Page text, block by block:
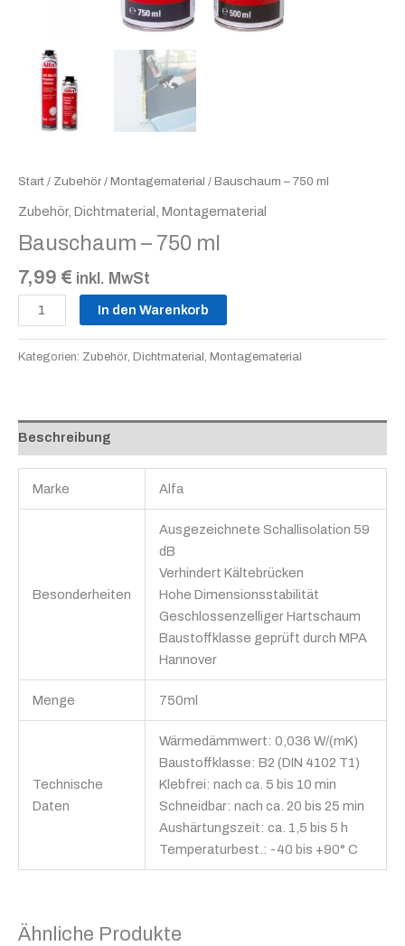
Start / Zubehör/ Montagematerial / Bauschaum – 750 ml
Zubehör, Dichtmaterial Montagematerial
Bauschaum – 750 ml
7,99 € inkl. MwSt
In den Warenkorb
Kategorien: Zubehör Dichtmaterial Montagematerial
Beschreibung
Marke Alfa
Besonderheiten
Ausgezeichnete Schallisolation 59
dB
Verhindert Kältebrücken
Hohe Dimensionsstabilität
Geschlossenzelliger Hartschaum
Baustoffklasse geprüft durch MPA
Hannover
Menge 750ml
Technische
Daten
Wärmedämmwert: 0,036 W/(mK)
Baustoffklasse: B2 (DIN 4102 T1)
Klebfrei: nach ca. 5 bis 10 min
Schneidbar: nach ca. 20 bis 25 min
Aushärtungszeit: ca. 1,5 bis 5 h
Temperaturbest.: -40 bis +90° C
Ähnliche Produkte